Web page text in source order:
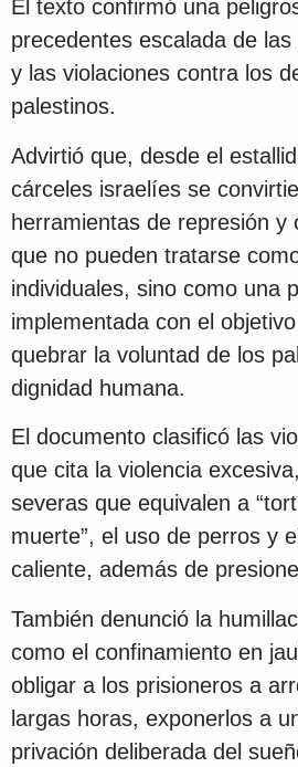
El texto confirmó una
precedentes escalada de
y las violaciones contra los
palestinos.
Advirtió que, desde el
cárceles israelíes se
herramientas de represión y
que no pueden tratarse
individuales, sino como una
implementada con el
quebrar la voluntad de los
dignidad humana.
El documento clasificó las
que cita la violencia
severas que equivalen a
muerte”, el uso de perros y
caliente, además de
También denunció la
como el confinamiento en
obligar a los prisioneros a
largas horas, exponerlos a
privación deliberada del